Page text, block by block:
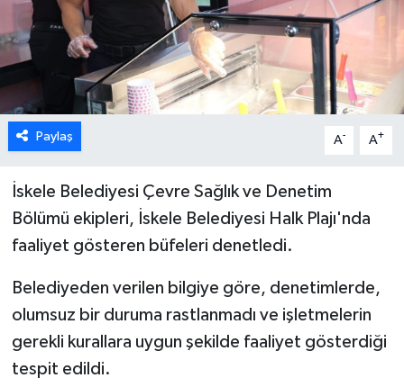
Paylaş A- A+
İskele Belediyesi Çevre Sağlık ve Denetim
Bölümü ekipleri, İskele Belediyesi Halk Plajı'nda
faaliyet gösteren büfeleri denetledi.
Belediyeden verilen bilgiye göre, denetimlerde,
olumsuz bir duruma rastlanmadı ve işletmelerin
gerekli kurallara uygun şekilde faaliyet gösterdiği
tespit edildi.
GİRNE
GÜNDEM
GÜNEY KIBRIS
KÜLTÜR SANAT
LEFKOŞA